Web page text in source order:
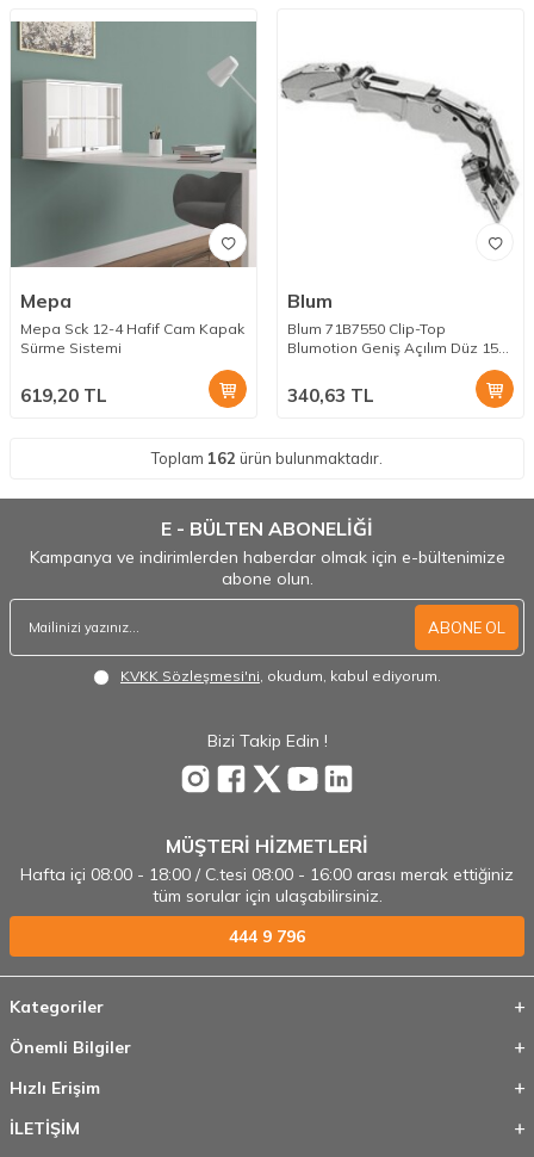
Mepa
Mepa Sck 12-4 Hafif Cam Kapak
Sürme Sistemi
619,20 TL
Blum
Blum 71B7550 Clip-Top
Blumotion Geniş Açılım Düz 155
340,63 TL
Toplam 162 ürün bulunmaktadır.
E - BÜLTEN ABONELİĞİ
Kampanya ve indirimlerden haberdar olmak için e-bültenimize
abone olun.
ABONE OL
KVKK Sözleşmesi'ni, okudum, kabul ediyorum.
Bizi Takip Edin !
MÜŞTERİ HİZMETLERİ
Hafta içi 08:00 - 18:00 / C.tesi 08:00 - 16:00 arası merak ettiğiniz
tüm sorular için ulaşabilirsiniz.
444 9 796
Kategoriler
Önemli Bilgiler
Hızlı Erişim
İLETİŞİM